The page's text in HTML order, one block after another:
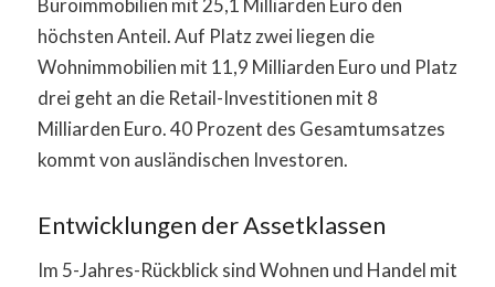
Büroimmobilien mit 25,1 Milliarden Euro den
höchsten Anteil. Auf Platz zwei liegen die
Wohnimmobilien mit 11,9 Milliarden Euro und Platz
drei geht an die Retail-Investitionen mit 8
Milliarden Euro. 40 Prozent des Gesamtumsatzes
kommt von ausländischen Investoren.
Entwicklungen der Assetklassen
Im 5-Jahres-Rückblick sind Wohnen und Handel mit